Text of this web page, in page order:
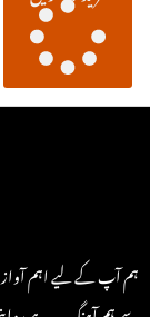
ہم آپ کے لیے اہم